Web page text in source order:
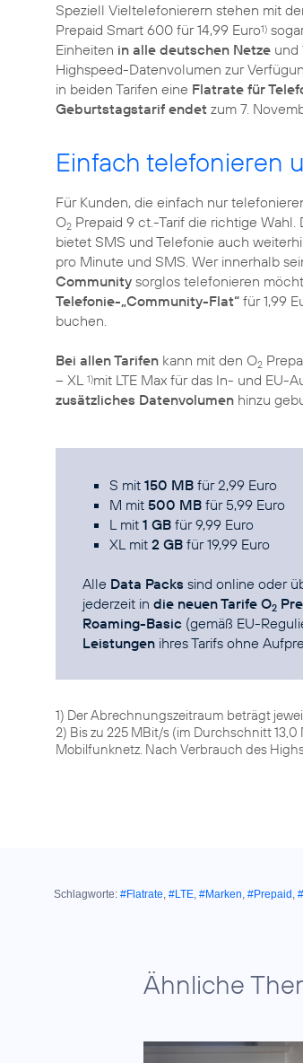
Speziell Vieltelefonierern stehen mit
Prepaid Smart 600 für 14,99 Euro1)
Einheiten in alle deutschen Netze und
Highspeed-Datenvolumen zur
in beiden Tarifen eine Flatrate für
Geburtstagstarif endet zum 7.
Einfach telefonieren
Für Kunden, die einfach nur
O2 Prepaid 9 ct.-Tarif die richtige Wahl.
bietet SMS und Telefonie auch
pro Minute und SMS. Wer innerhalb
Community sorglos telefonieren
Telefonie-„Community-Flat“ für 1,99
buchen.
Bei allen Tarifen kann mit den O2
– XL 1)mit LTE Max für das In- und EU-
zusätzliches Datenvolumen hinzu
S mit 150 MB für 2,99 Euro
M mit 500 MB für 5,99 Euro
L mit 1 GB für 9,99 Euro
XL mit 2 GB für 19,99 Euro
Alle Data Packs sind online oder
jederzeit in die neuen Tarife O2
Roaming-Basic (gemäß EU-
Leistungen ihres Tarifs ohne
1) Der Abrechnungszeitraum beträgt
2) Bis zu 225 MBit/s (im Durchschnitt
Mobilfunknetz. Nach Verbrauch des
Schlagworte: #Flatrate, #LTE, #Marken, #Prepaid,
Ähnliche